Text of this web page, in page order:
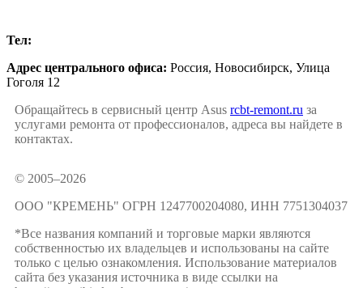
Тел:
Адрес центрального офиса: Россия, Новосибирск, Улица
Гоголя 12
Обращайтесь в сервисный центр Asus rcbt-remont.ru за
услугами ремонта от профессионалов, адреса вы найдете в
контактах.
© 2005–2026
ООО "КРЕМЕНЬ" ОГРН 1247700204080, ИНН 7751304037
*Все названия компаний и торговые марки являются
собственностью их владельцев и использованы на сайте
только с целью ознакомления. Использование материалов
сайта без указания источника в виде ссылки на